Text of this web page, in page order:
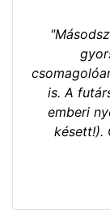
is. A
emberi
késett!).